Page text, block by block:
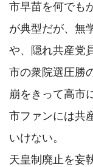
市早苗を何でも
が典型だが、無
や、隠れ共産党
市の衆院選圧勝
崩をきって高市
市ファンには共
いけない。
天皇制廃止を妄